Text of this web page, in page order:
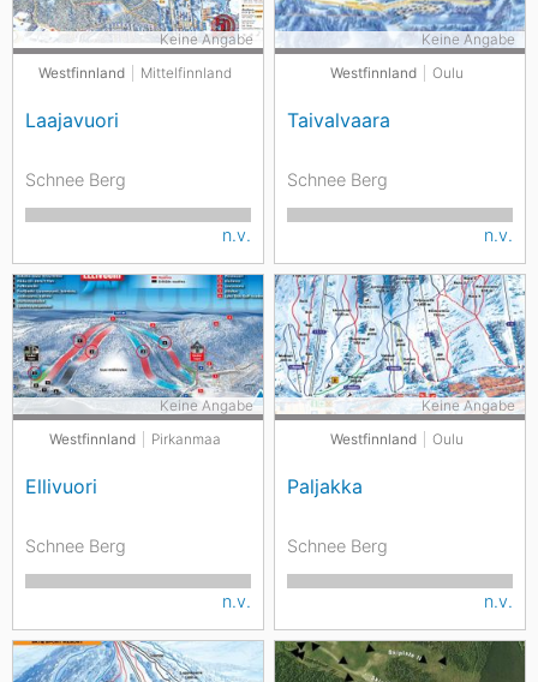
Westfinnland Mittelfinnland
Laajavuori
Keine Angabe
Schnee Berg
n.v.
Westfinnland Oulu
Taivalvaara
Keine Angabe
Schnee Berg
n.v.
Westfinnland Pirkanmaa
Ellivuori
Keine Angabe
Schnee Berg
n.v.
Westfinnland Oulu
Paljakka
Keine Angabe
Schnee Berg
n.v.